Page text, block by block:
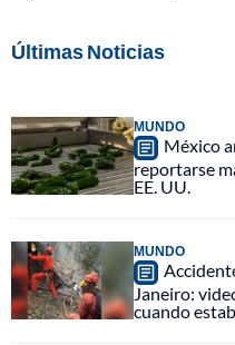
Últimas Noticias
MUNDO
México
reportarse
EE. UU.
MUNDO
Janeiro:
cuando